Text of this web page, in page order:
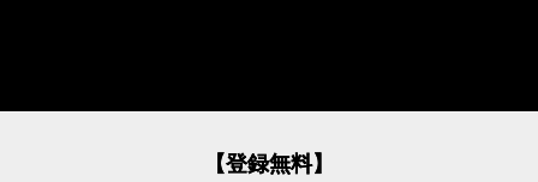
【登録無料】